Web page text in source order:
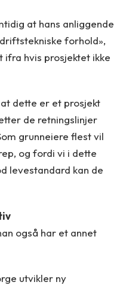
at hans anliggende
forhold»,
ifra hvis prosjektet ikke
dette er et prosjekt
de retningslinjer
grunneiere flest vil
og fordi vi i dette
levestandard kan de
også har et annet
utvikler ny